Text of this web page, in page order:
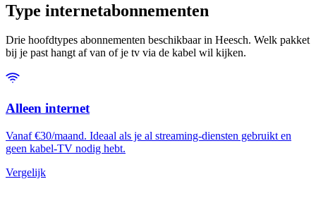
Type internetabonnementen
Drie hoofdtypes abonnementen beschikbaar in Heesch. Welk pakket
bij je past hangt af van of je tv via de kabel wil kijken.
Alleen internet
Vanaf €30/maand. Ideaal als je al streaming-diensten gebruikt en
geen kabel-TV nodig hebt.
Vergelijk